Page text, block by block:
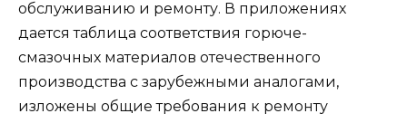
обслуживанию и ремонту. В приложениях
дается таблица соответствия горюче-
смазочных материалов отечественного
производства с зарубежными аналогами,
изложены общие требования к ремонту